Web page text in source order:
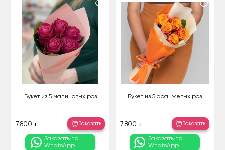
Букет из 5 малиновых роз
7 800 ₸ Заказать
Заказать по
WhatsApp
Букет из 5 оранжевых роз
7 800 ₸ Заказать
Заказать по
WhatsApp